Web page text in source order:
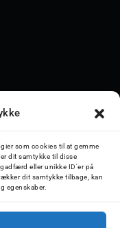
som cookies til at gemme
dit samtykke til disse
eller unikke ID'er på
dit samtykke tilbage, kan
egenskaber.